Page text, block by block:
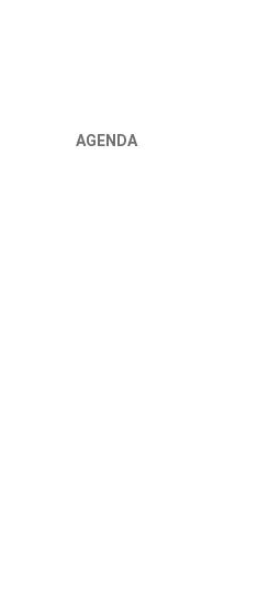
AGENDA